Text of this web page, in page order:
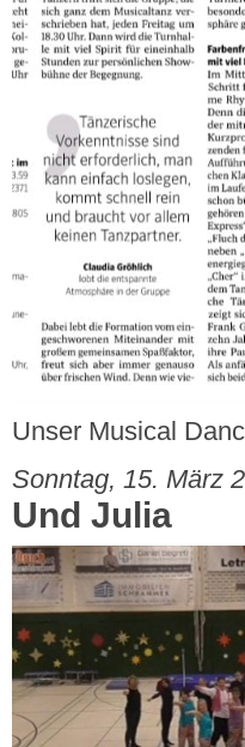
Unser Musical
Sonntag, 15. März
Und Julia